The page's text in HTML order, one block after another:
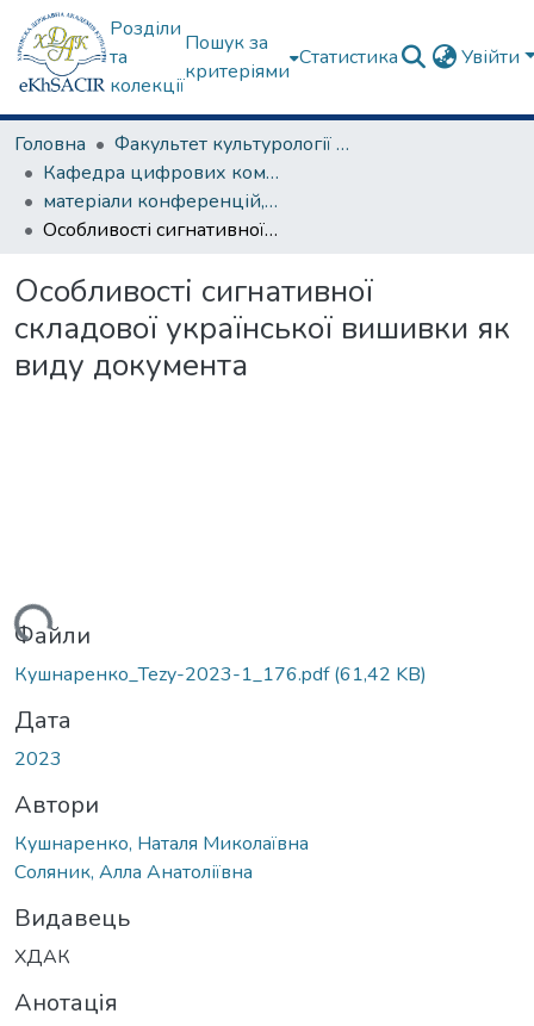
Розділи
та
колекції
Пошук за
критеріями
Статистика Увійти
Головна
Факультет культурології та соціальних комунікацій
Кафедра цифрових комунікацій та інформаційних технологій
матеріали конференцій, семінарів, круглих столів та ін.
Особливості сигнативної складової української вишивки як виду документа
Особливості сигнативної
складової української вишивки як
виду документа
Файли
Кушнаренко_Tezy-2023-1_176.pdf(61,42 KB)
Дата
2023
Автори
Кушнаренко, Наталя Миколаївна
Соляник, Алла Анатоліївна
Видавець
ХДАК
Анотація